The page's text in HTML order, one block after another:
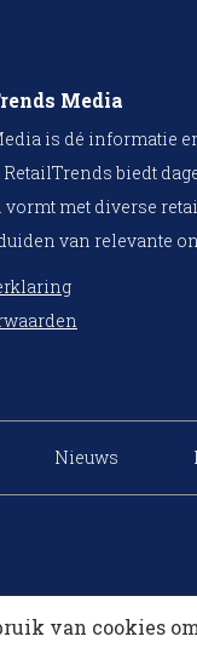
Media
is dé informatie
RetailTrends biedt
vormt met diverse
van relevante
Nieuws
van cookies